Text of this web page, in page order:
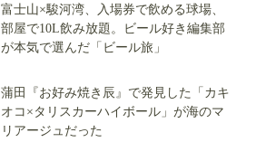
富士山×駿河湾、入場券で飲める球場、
部屋で10L飲み放題。ビール好き編集部
が本気で選んだ「ビール旅」
蒲田『お好み焼き辰』で発見した「カキ
オコ×タリスカーハイボール」が海のマ
リアージュだった